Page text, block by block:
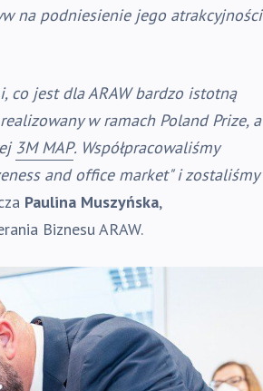
na podniesienie jego atrakcyjności
co jest dla ARAW bardzo istotną
w ramach Poland Prize, a
3M MAP. Współpracowaliśmy
and office market" i zostaliśmy
Paulina Muszyńska,
Biznesu ARAW.